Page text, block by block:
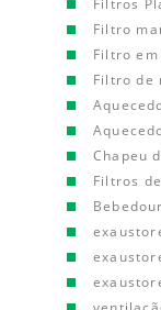
Filtros
Filtro
Filtro
Filtro de
Chapeu
Filtros